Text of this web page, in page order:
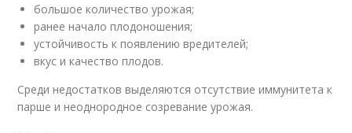
большое количество урожая;
ранее начало плодоношения;
устойчивость к появлению вредителей;
вкус и качество плодов.
Среди недостатков выделяются отсутствие иммунитета к
парше и неоднородное созревание урожая.